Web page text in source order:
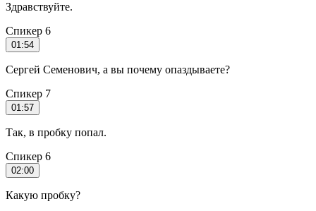
Здравствуйте.
Спикер 6
01:54
Сергей Семенович, а вы почему опаздываете?
Спикер 7
01:57
Так, в пробку попал.
Спикер 6
02:00
Какую пробку?